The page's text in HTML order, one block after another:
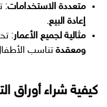
متعددة الاستخدامات:
إعادة البيع.
مثالية لجميع الأعمار:
ومعقدة تناسب
كيفية شراء أوراق